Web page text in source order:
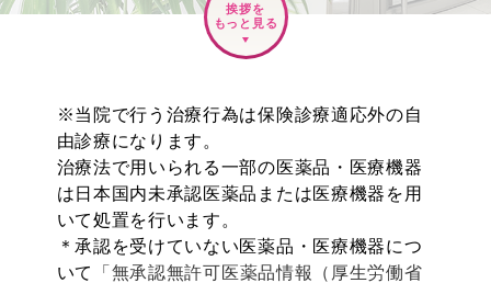
挨拶を
もっと見る
※当院で行う治療行為は保険診療適応外の自
由診療になります。
治療法で用いられる一部の医薬品・医療機器
は日本国内未承認医薬品または医療機器を用
いて処置を行います。
＊承認を受けていない医薬品・医療機器につ
いて
「無承認無許可医薬品情報（厚生労働省